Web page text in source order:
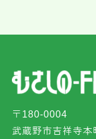
〒180-0004
武蔵野市吉祥寺